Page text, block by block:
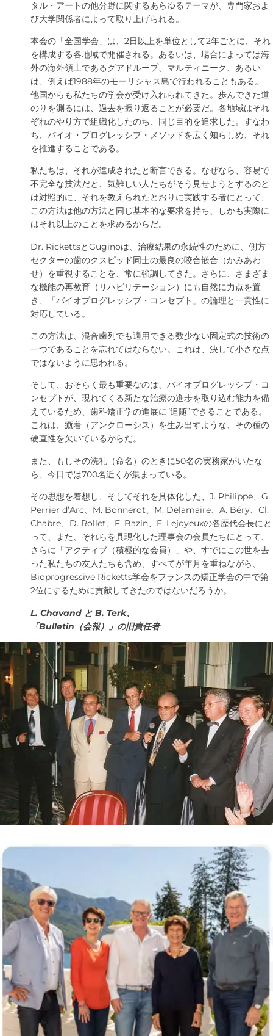
タル・アートの他分野に関するあらゆるテーマが、専門家およ
び大学関係者によって取り上げられる。
本会の「全国学会」は、2日以上を単位として2年ごとに、それ
を構成する各地域で開催される。あるいは、場合によっては海
外の海外領土であるグアドループ、マルティニーク、あるい
は、例えば1988年のモーリシャス島で行われることもある。
他国からも私たちの学会が受け入れられてきた。歩んできた道
のりを測るには、過去を振り返ることが必要だ。各地域はそれ
ぞれのやり方で組織化したのち、同じ目的を追求した。すなわ
ち、バイオ・プログレッシブ・メソッドを広く知らしめ、それ
を推進することである。
私たちは、それが達成されたと断言できる。なぜなら、容易で
不完全な技法だと、気難しい人たちがそう見せようとするのと
は対照的に、それを教えられたとおりに実践する者にとって、
この方法は他の方法と同じ基本的な要求を持ち、しかも実際に
はそれ以上のことを求めるからだ。
Dr. RickettsとGuginoは、治療結果の永続性のために、側方
セクターの歯のクスピッド同士の最良の咬合嵌合（かみあわ
せ）を重視することを、常に強調してきた。さらに、さまざま
な機能の再教育（リハビリテーション）にも自然に力点を置
き、「バイオプログレッシブ・コンセプト」の論理と一貫性に
対応している。
この方法は、混合歯列でも適用できる数少ない固定式の技術の
一つであることを忘れてはならない。これは、決して小さな点
ではないように思われる。
そして、おそらく最も重要なのは、バイオプログレッシブ・コ
ンセプトが、現れてくる新たな治療の進歩を取り込む能力を備
えているため、歯科矯正学の進展に“追随”できることである。
これは、癒着（アンクローシス）を生み出すような、その種の
硬直性を欠いているからだ。
また、もしその洗礼（命名）のときに50名の実務家がいたな
ら、今日では700名近くが集まっている。
その思想を着想し、そしてそれを具体化した、J. Philippe、G.
Perrier d’Arc、M. Bonnerot、M. Delamaire、A. Béry、Cl.
Chabre、D. Rollet、F. Bazin、E. Lejoyeuxの各歴代会長にと
って、また、それらを具現化した理事会の会員たちにとって、
さらに「アクティブ（積極的な会員）」や、すでにこの世を去
った私たちの友人たちも含め、すべてが年月を重ねながら、
Bioprogressive Ricketts学会をフランスの矯正学会の中で第
2位にするために貢献してきたのではないだろうか。
L. Chavand と B. Terk、
「Bulletin（会報）」の旧責任者